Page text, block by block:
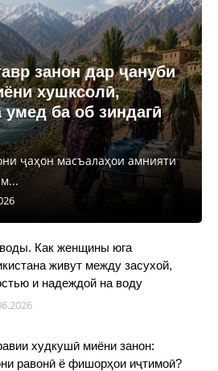
занон дар ҷануби
хушксолӣ,
умед ба об зиндагӣ
ҷаҳон масъалаҳои амнияти
Как женщины юга
живут между засухой,
и надеждой на воду
худкушӣ миёни занон:
равонӣ ё фишорҳои иҷтимоӣ?